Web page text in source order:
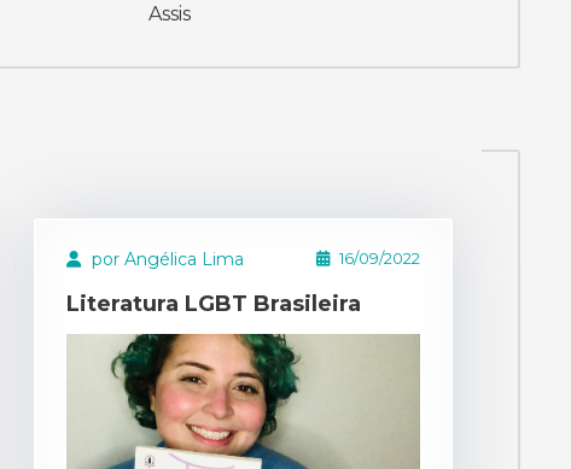
Assis
por Angélica Lima 16/09/2022
Literatura LGBT Brasileira